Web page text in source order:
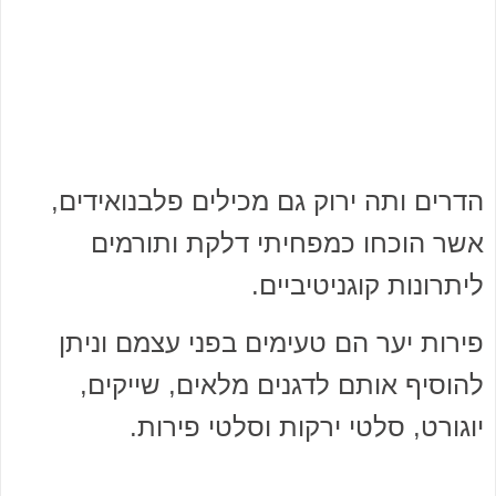
הדרים ותה ירוק גם מכילים פלבנואידים,
אשר הוכחו כמפחיתי דלקת ותורמים
ליתרונות קוגניטיביים.
פירות יער הם טעימים בפני עצמם וניתן
להוסיף אותם לדגנים מלאים, שייקים,
יוגורט, סלטי ירקות וסלטי פירות.